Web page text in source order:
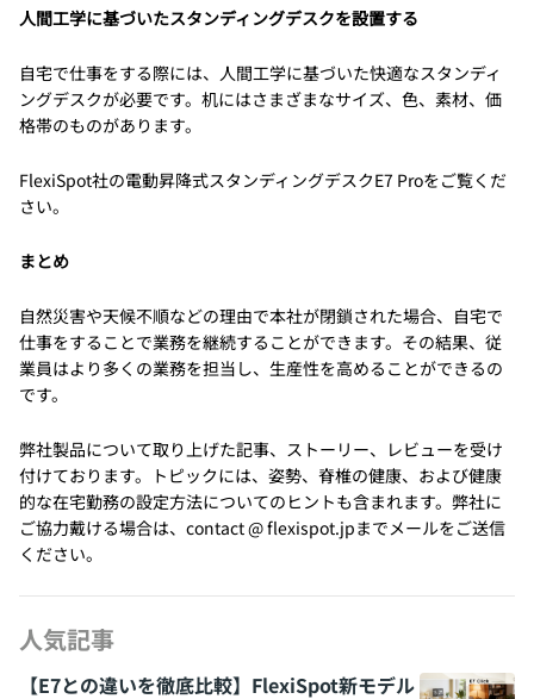
人間工学に基づいたスタンディングデスクを設置する
自宅で仕事をする際には、人間工学に基づいた快適なスタンディ
ングデスクが必要です。机にはさまざまなサイズ、色、素材、価
格帯のものがあります。
FlexiSpot社の電動昇降式スタンディングデスクE7 Proをご覧くだ
さい。
まとめ
自然災害や天候不順などの理由で本社が閉鎖された場合、自宅で
仕事をすることで業務を継続することができます。その結果、従
業員はより多くの業務を担当し、生産性を高めることができるの
です。
弊社製品について取り上げた記事、ストーリー、レビューを受け
付けております。トピックには、姿勢、脊椎の健康、および健康
的な在宅勤務の設定方法についてのヒントも含まれます。弊社に
ご協力戴ける場合は、contact @ flexispot.jpまでメールをご送信
ください。
人気記事
【E7との違いを徹底比較】FlexiSpot新モデル